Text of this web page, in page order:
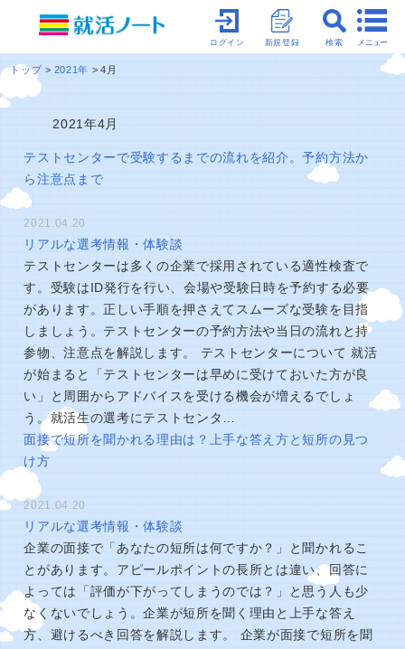
メニュー
検索
新規登録
ログイン
トップ 2021年 4月
2021年4月
テストセンターで受験するまでの流れを紹介。予約方法か
ら注意点まで
2021.04.20
リアルな選考情報・体験談
テストセンターは多くの企業で採用されている適性検査で
す。受験はID発行を行い、会場や受験日時を予約する必要
があります。正しい手順を押さえてスムーズな受験を目指
しましょう。テストセンターの予約方法や当日の流れと持
参物、注意点を解説します。 テストセンターについて 就活
が始まると「テストセンターは早めに受けておいた方が良
い」と周囲からアドバイスを受ける機会が増えるでしょ
う。就活生の選考にテストセンタ…
面接で短所を聞かれる理由は？上手な答え方と短所の見つ
け方
2021.04.20
リアルな選考情報・体験談
企業の面接で「あなたの短所は何ですか？」と聞かれるこ
とがあります。アピールポイントの長所とは違い、回答に
よっては「評価が下がってしまうのでは？」と思う人も少
なくないでしょう。企業が短所を聞く理由と上手な答え
方、避けるべき回答を解説します。 企業が面接で短所を聞